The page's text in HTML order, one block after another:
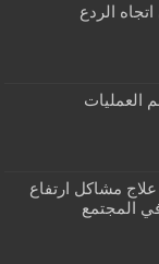
الردع
العمليات
علاج مشاكل ارتفاع
المجتمع